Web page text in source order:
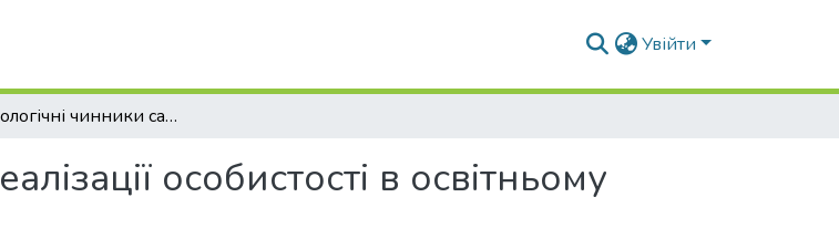
Увійти
Психологічні чинники самореалізації особистості в освітньому процесі
особистості в освітньому